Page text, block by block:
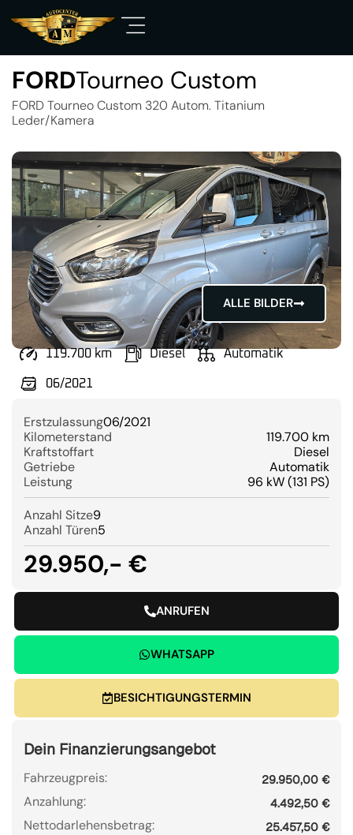
FORDTourneo Custom
FORD Tourneo Custom 320 Autom. Titanium
Leder/Kamera
ALLE BILDER
119.700 km Diesel Automatik
06/2021
Erstzulassung06/2021
Kilometerstand
119.700 km
Kraftstoffart
Diesel
Getriebe
Automatik
Leistung
96 kW (131 PS)
Anzahl Sitze9
Anzahl Türen5
29.950,- €
ANRUFEN
WHATSAPP
BESICHTIGUNGSTERMIN
Dein Finanzierungsangebot
Fahrzeugpreis: 29.950,00 €
Anzahlung: 4.492,50 €
Nettodarlehensbetrag: 25.457,50 €